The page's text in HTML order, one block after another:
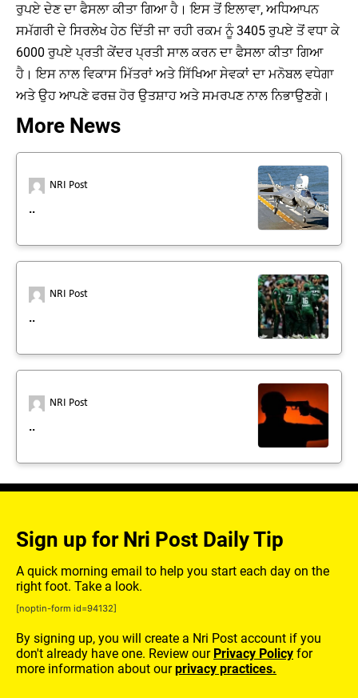
ਰੁਪਏ ਦੇਣ ਦਾ ਫੈਸਲਾ ਕੀਤਾ ਗਿਆ ਹੈ। ਇਸ ਤੋਂ ਇਲਾਵਾ, ਅਧਿਆਪਨ
ਸਮੱਗਰੀ ਦੇ ਸਿਰਲੇਖ ਹੇਠ ਦਿੱਤੀ ਜਾ ਰਹੀ ਰਕਮ ਨੂੰ 3405 ਰੁਪਏ ਤੋਂ ਵਧਾ ਕੇ
6000 ਰੁਪਏ ਪ੍ਰਤੀ ਕੇਂਦਰ ਪ੍ਰਤੀ ਸਾਲ ਕਰਨ ਦਾ ਫੈਸਲਾ ਕੀਤਾ ਗਿਆ
ਹੈ। ਇਸ ਨਾਲ ਵਿਕਾਸ ਮਿੱਤਰਾਂ ਅਤੇ ਸਿੱਖਿਆ ਸੇਵਕਾਂ ਦਾ ਮਨੋਬਲ ਵਧੇਗਾ
ਅਤੇ ਉਹ ਆਪਣੇ ਫਰਜ਼ ਹੋਰ ਉਤਸ਼ਾਹ ਅਤੇ ਸਮਰਪਣ ਨਾਲ ਨਿਭਾਉਣਗੇ।
More News
NRI Post
..
NRI Post
..
NRI Post
..
Sign up for Nri Post Daily Tip
A quick morning email to help you start each day on the
right foot. Take a look.
[noptin-form id=94132]
By signing up, you will create a Nri Post account if you
don't already have one. Review our Privacy Policy for
more information about ourprivacy practices.